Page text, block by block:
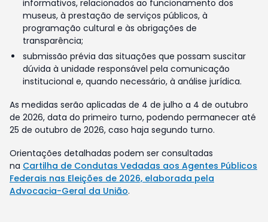
informativos, relacionados ao funcionamento dos
museus, à prestação de serviços públicos, à
programação cultural e às obrigações de
transparência;
submissão prévia das situações que possam suscitar
dúvida à unidade responsável pela comunicação
institucional e, quando necessário, à análise jurídica.
As medidas serão aplicadas de 4 de julho a 4 de outubro
de 2026, data do primeiro turno, podendo permanecer até
25 de outubro de 2026, caso haja segundo turno.
Orientações detalhadas podem ser consultadas
na Cartilha de Condutas Vedadas aos Agentes Públicos
Federais nas Eleições de 2026, elaborada pela
Advocacia-Geral da União.